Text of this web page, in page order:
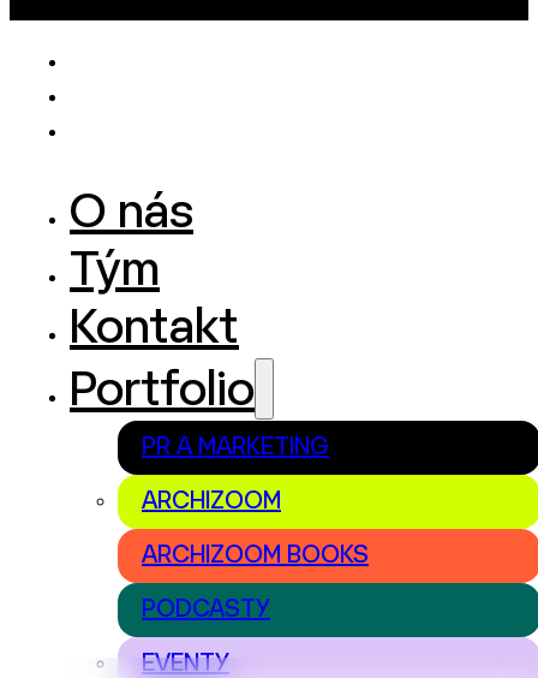
O nás
Tým
Kontakt
Portfolio
PR A MARKETING
ARCHIZOOM
ARCHIZOOM BOOKS
PODCASTY
EVENTY